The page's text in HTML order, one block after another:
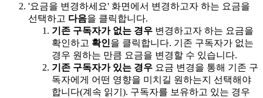
'요금을 변경하세요' 화면에서 변경하고자 하는 요금을
선택하고 다음을 클릭합니다.
기존 구독자가 없는 경우 변경하고자 하는 요금을
확인하고 확인을 클릭합니다. 기존 구독자가 없는
경우 원하는 만큼 요금을 변경할 수 있습니다.
기존 구독자가 있는 경우 요금 변경을 통해 기존 구
독자에게 어떤 영향을 미치길 원하는지 선택해야
합니다(계속 읽기). 구독자를 보유하고 있는 경우